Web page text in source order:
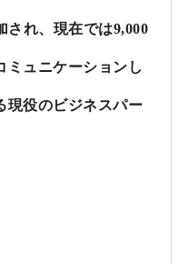
され、現在では9,000
ミュニケーションし
現役のビジネスパー